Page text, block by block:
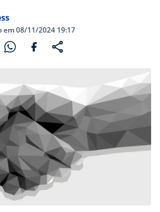
em 08/11/2024 19:17